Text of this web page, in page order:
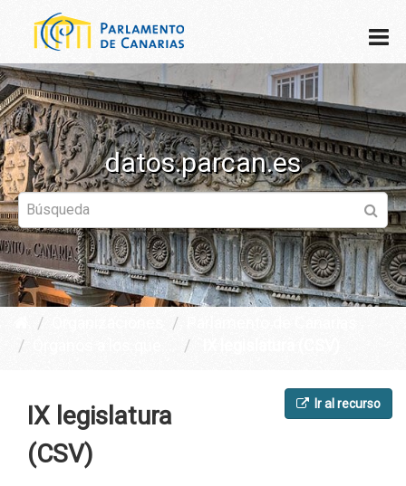
datos.parcan.es
Ir al recurso
IX legislatura
(CSV)